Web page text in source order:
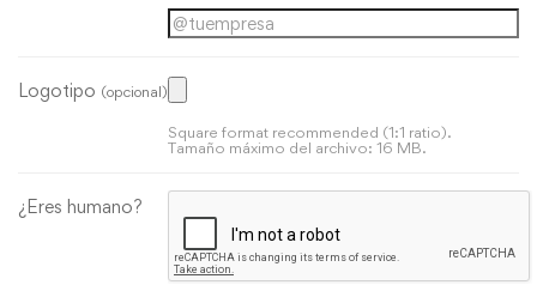
Logotipo (opcional)
Square format recommended (1:1 ratio).
Tamaño máximo del archivo: 16 MB.
¿Eres humano?